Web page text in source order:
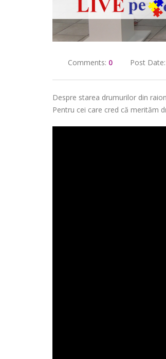
Comments: 0 Post Date:
Despre starea drumurilor din
Pentru cei care cred că merităm